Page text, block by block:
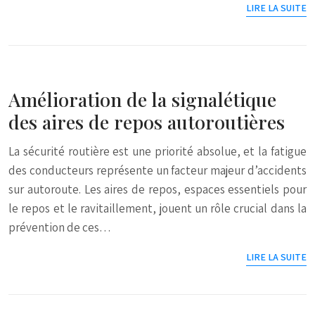
LIRE LA SUITE
Amélioration de la signalétique
des aires de repos autoroutières
La sécurité routière est une priorité absolue, et la fatigue
des conducteurs représente un facteur majeur d’accidents
sur autoroute. Les aires de repos, espaces essentiels pour
le repos et le ravitaillement, jouent un rôle crucial dans la
prévention de ces…
LIRE LA SUITE